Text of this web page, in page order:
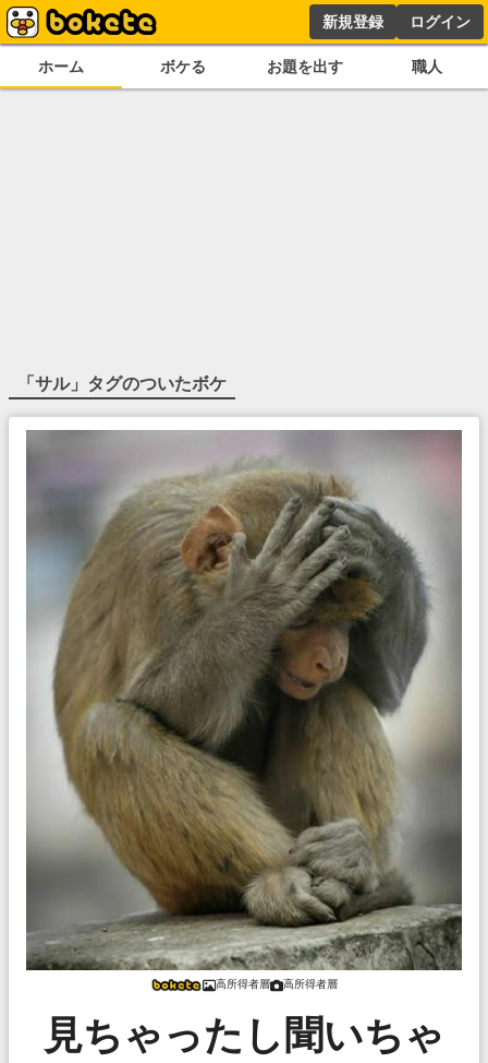
新規登録 ログイン
ホーム ボケる お題を出す 職人
「サル」タグのついたボケ
高所得者層 高所得者層
見ちゃったし聞いちゃ